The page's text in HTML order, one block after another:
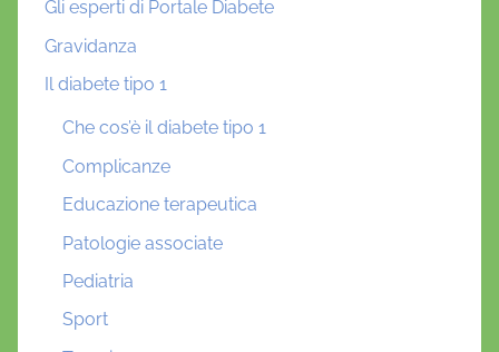
Gli esperti di Portale Diabete
Gravidanza
Il diabete tipo 1
Che cos’è il diabete tipo 1
Complicanze
Educazione terapeutica
Patologie associate
Pediatria
Sport